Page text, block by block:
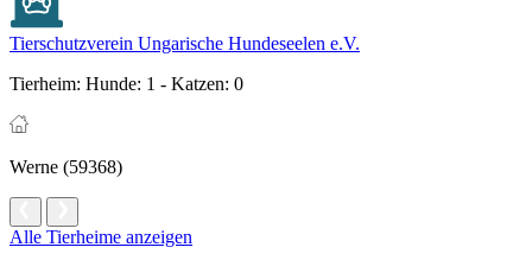
Tierschutzverein Ungarische Hundeseelen e.V.
Tierheim: Hunde: 1 - Katzen: 0
Werne (59368)
Alle Tierheime anzeigen